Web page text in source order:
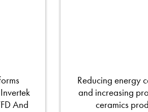
And
Reducing energy
and increasing
ceramics